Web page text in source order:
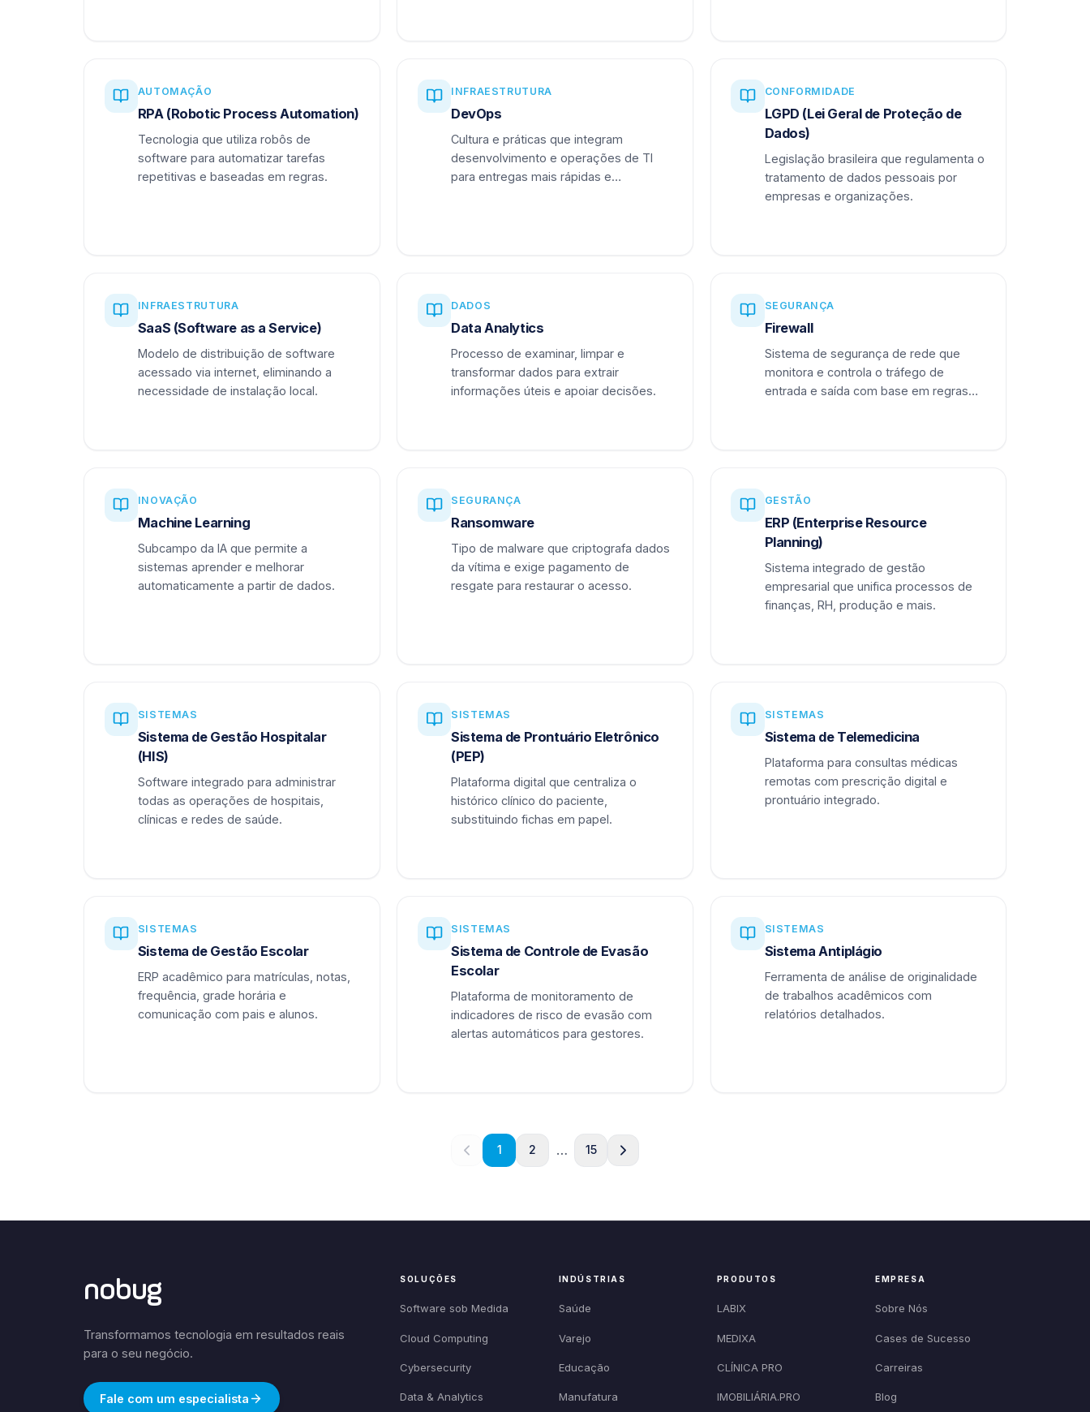
AUTOMAÇÃO
RPA (Robotic Process Automation)
Tecnologia que utiliza robôs de
software para automatizar tarefas
repetitivas e baseadas em regras.
INFRAESTRUTURA
DevOps
Cultura e práticas que integram
desenvolvimento e operações de TI
para entregas mais rápidas e
CONFORMIDADE
LGPD (Lei Geral de Proteção de
Dados)
Legislação brasileira que regulamenta o
tratamento de dados pessoais por
empresas e organizações.
INFRAESTRUTURA
SaaS (Software as a Service)
Modelo de distribuição de software
acessado via internet, eliminando a
necessidade de instalação local.
DADOS
Data Analytics
Processo de examinar, limpar e
transformar dados para extrair
informações úteis e apoiar decisões.
SEGURANÇA
Firewall
Sistema de segurança de rede que
monitora e controla o tráfego de
entrada e saída com base em regras
INOVAÇÃO
Machine Learning
Subcampo da IA que permite a
sistemas aprender e melhorar
automaticamente a partir de dados.
SEGURANÇA
Ransomware
Tipo de malware que criptografa dados
da vítima e exige pagamento de
resgate para restaurar o acesso.
GESTÃO
ERP (Enterprise Resource
Planning)
Sistema integrado de gestão
empresarial que unifica processos de
finanças, RH, produção e mais.
SISTEMAS
Sistema de Gestão Hospitalar
(HIS)
Software integrado para administrar
todas as operações de hospitais,
clínicas e redes de saúde.
SISTEMAS
Sistema de Prontuário Eletrônico
(PEP)
Plataforma digital que centraliza o
histórico clínico do paciente,
substituindo fichas em papel.
SISTEMAS
Sistema de Telemedicina
Plataforma para consultas médicas
remotas com prescrição digital e
prontuário integrado.
SISTEMAS
Sistema de Gestão Escolar
ERP acadêmico para matrículas, notas,
frequência, grade horária e
comunicação com pais e alunos.
SISTEMAS
Sistema de Controle de Evasão
Escolar
Plataforma de monitoramento de
indicadores de risco de evasão com
alertas automáticos para gestores.
SISTEMAS
Sistema Antiplágio
Ferramenta de análise de originalidade
de trabalhos acadêmicos com
relatórios detalhados.
1 2 … 15
nobug
Transformamos tecnologia em resultados reais
para o seu negócio.
Fale com um especialista
SOLUÇÕES
Software sob Medida
Cloud Computing
Cybersecurity
Data & Analytics
INDÚSTRIAS
Saúde
Varejo
Educação
Manufatura
PRODUTOS
LABIX
MEDIXA
CLÍNICA PRO
IMOBILIÁRIA.PRO
EMPRESA
Sobre Nós
Cases de Sucesso
Carreiras
Blog